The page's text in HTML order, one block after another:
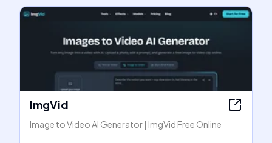
ImgVid
Image to Video AI Generator | ImgVid Free Online